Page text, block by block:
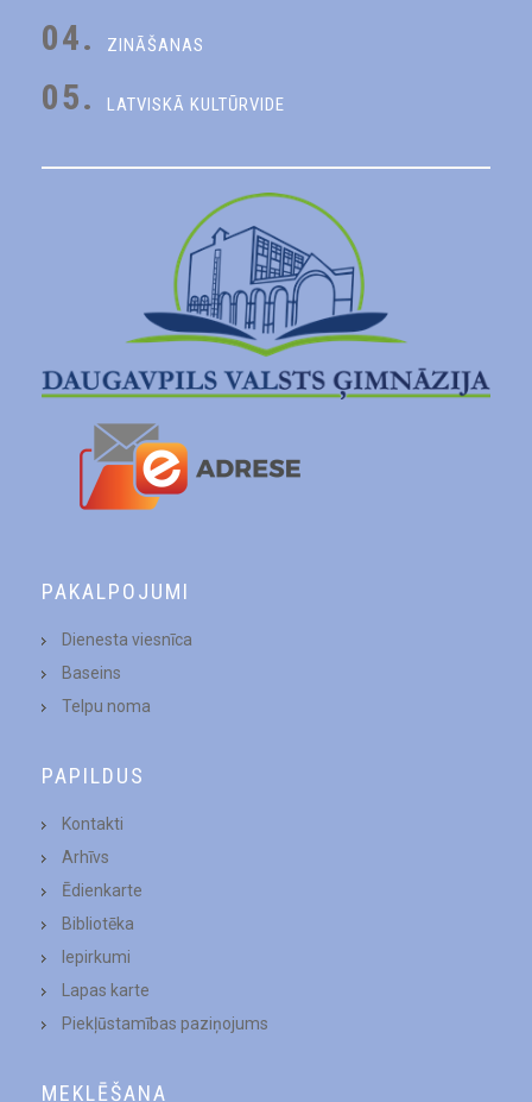
04. ZINĀŠANAS
05. LATVISKĀ KULTŪRVIDE
PAKALPOJUMI
Dienesta viesnīca
Baseins
Telpu noma
PAPILDUS
Kontakti
Arhīvs
Ēdienkarte
Bibliotēka
Iepirkumi
Lapas karte
Piekļūstamības paziņojums
MEKLĒŠANA